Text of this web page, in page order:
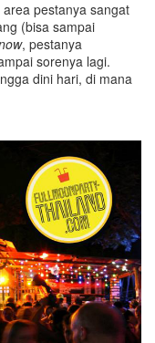
pestanya sangat
(bisa sampai
, pestanya
sorenya lagi.
dini hari, di mana